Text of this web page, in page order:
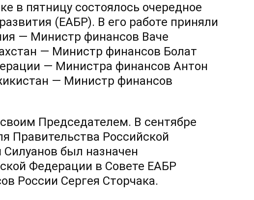
в пятницу состоялось очередное
(ЕАБР). В его работе приняли
— Министр финансов Ваче
— Министр финансов Болат
— Министра финансов Антон
— Министр финансов
Председателем. В сентябре
Правительства Российской
был назначен
Федерации в Совете ЕАБР
России Сергея Сторчака.